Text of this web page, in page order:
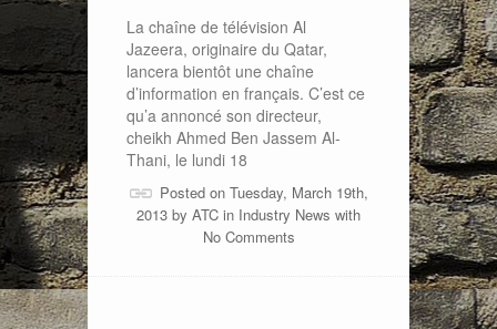
La chaîne de télévision Al
Jazeera, originaire du Qatar,
lancera bientôt une chaîne
d’information en français. C’est ce
qu’a annoncé son directeur,
cheikh Ahmed Ben Jassem Al-
Thani, le lundi 18
Posted on Tuesday, March 19th,
2013 by ATC in Industry News with
No Comments